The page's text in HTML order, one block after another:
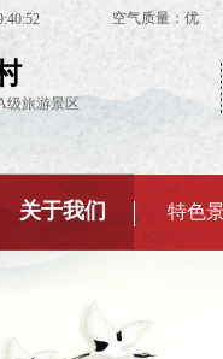
游景区
关于我们 特色
空气质量：